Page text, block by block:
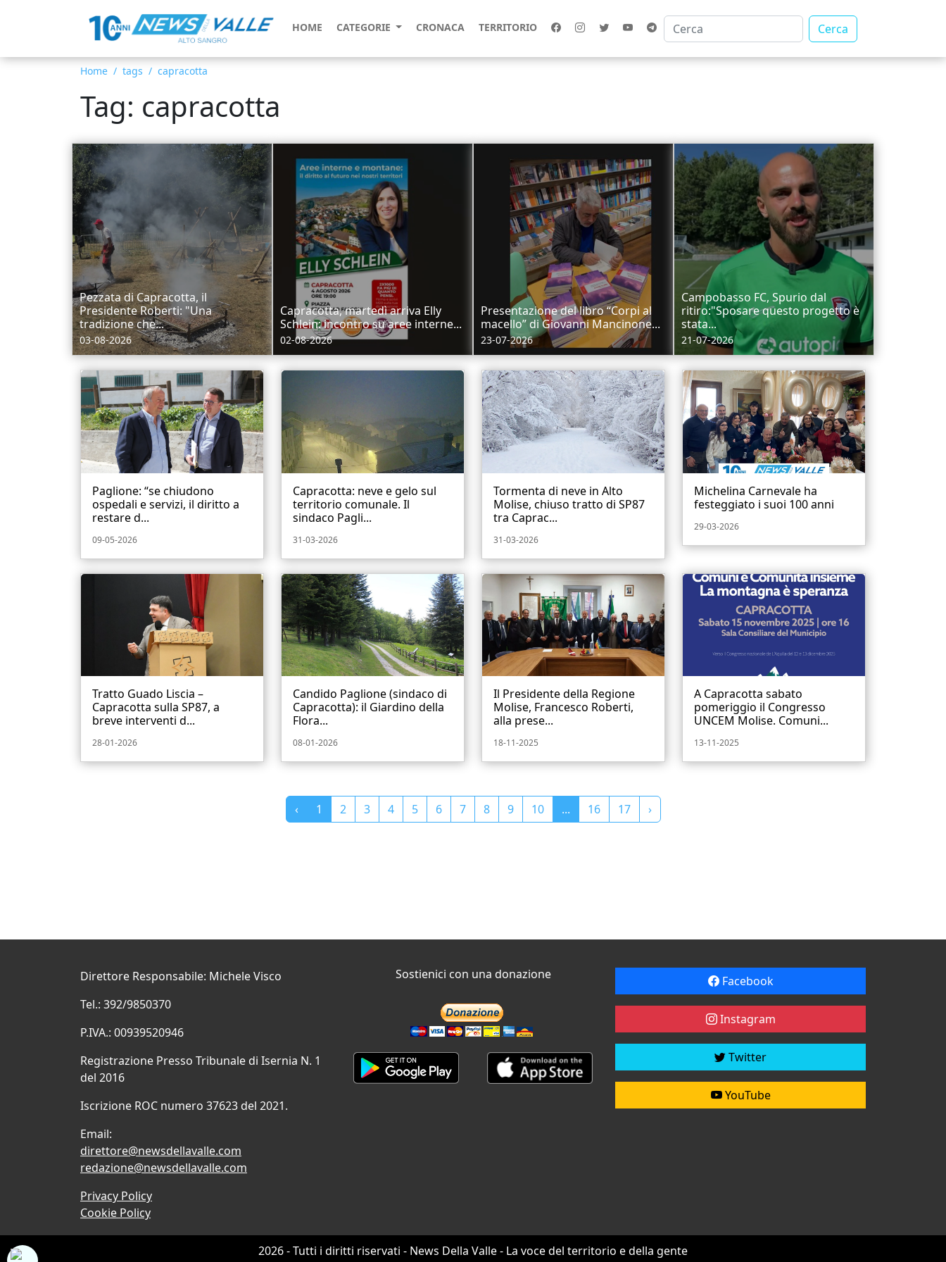
HOME CATEGORIE CRONACA TERRITORIO Cerca
Home tags capracotta
Tag: capracotta
Pezzata di Capracotta, il
Presidente Roberti: "Una
tradizione che...
03-08-2026
Capracotta, martedì arriva Elly
Schlein: incontro su aree interne...
02-08-2026
Presentazione del libro “Corpi al
macello” di Giovanni Mancinone...
23-07-2026
Campobasso FC, Spurio dal
ritiro:"Sposare questo progetto è
stata...
21-07-2026
Paglione: “se chiudono
ospedali e servizi, il diritto a
restare d...
09-05-2026
Capracotta: neve e gelo sul
territorio comunale. Il
sindaco Pagli...
31-03-2026
Tormenta di neve in Alto
Molise, chiuso tratto di SP87
tra Caprac...
31-03-2026
Michelina Carnevale ha
festeggiato i suoi 100 anni
29-03-2026
Tratto Guado Liscia –
Capracotta sulla SP87, a
breve interventi d...
28-01-2026
Candido Paglione (sindaco di
Capracotta): il Giardino della
Flora...
08-01-2026
Il Presidente della Regione
Molise, Francesco Roberti,
alla prese...
18-11-2025
A Capracotta sabato
pomeriggio il Congresso
UNCEM Molise. Comuni...
13-11-2025
‹ 1 2 3 4 5 6 7 8 9 10 ... 16 17 ›
Direttore Responsabile: Michele Visco
Tel.: 392/9850370
P.IVA.: 00939520946
Registrazione Presso Tribunale di Isernia N. 1
del 2016
Iscrizione ROC numero 37623 del 2021.
Email:
direttore@newsdellavalle.com
redazione@newsdellavalle.com
Privacy Policy
Cookie Policy
Sostienici con una donazione Facebook
Instagram
Twitter
YouTube
2026 - Tutti i diritti riservati - News Della Valle - La voce del territorio e della gente